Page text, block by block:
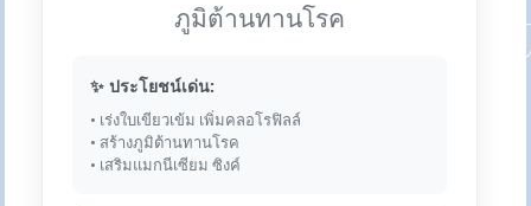
ภูมิต้านทานโรค
✨ ประโยชน์เด่น:
• เร่งใบเขียวเข้ม เพิ่มคลอโรฟิลล์
• สร้างภูมิต้านทานโรค
• เสริมแมกนีเซียม ซิงค์